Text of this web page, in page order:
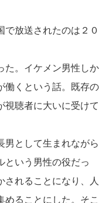
で放送されたのは２０
た。イケメン男性しか
働くという話。既存の
視聴者に大いに受けて
男として生まれながら
という男性の役だっ
されることになり、人
めることにした。そこ